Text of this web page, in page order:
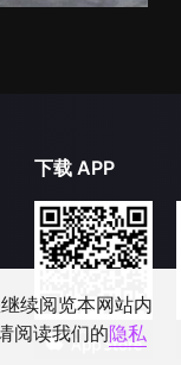
下载 APP
续阅览本网站内
阅读我们的隐私